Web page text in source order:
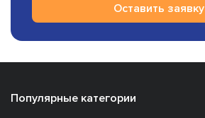
Оставить заявку
Популярные категории